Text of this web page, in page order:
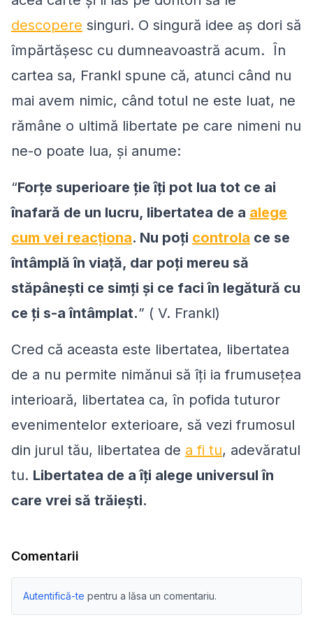
descopere singuri. O singură idee aş dori să
împărtășesc cu dumneavoastră acum. În
cartea sa, Frankl spune că, atunci când nu
mai avem nimic, când totul ne este luat, ne
rămâne o ultimă libertate pe care nimeni nu
ne-o poate lua, și anume:
“Forțe superioare ție îți pot lua tot ce ai
înafară de un lucru, libertatea de a alege
cum vei reacționa. Nu poți controla ce se
întâmplă în viață, dar poți mereu să
stăpânești ce simți și ce faci în legătură cu
ce ți s-a întâmplat.” ( V. Frankl)
Cred că aceasta este libertatea, libertatea
de a nu permite nimănui să îți ia frumusețea
interioară, libertatea ca, în pofida tuturor
evenimentelor exterioare, să vezi frumosul
din jurul tău, libertatea de a fi tu, adevăratul
tu. Libertatea de a îți alege universul în
care vrei să trăiești.
Comentarii
Autentifică-te pentru a lăsa un comentariu.